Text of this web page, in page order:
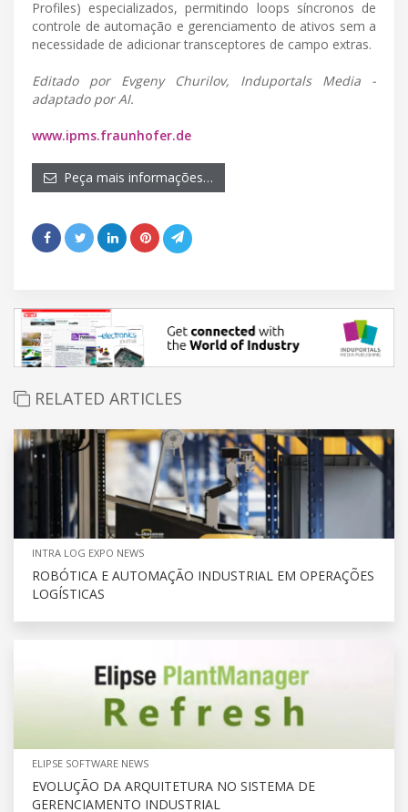
Profiles) especializados, permitindo loops síncronos de
controle de automação e gerenciamento de ativos sem a
necessidade de adicionar transceptores de campo extras.
Editado por Evgeny Churilov, Induportals Media -
adaptado por AI.
www.ipms.fraunhofer.de
Peça mais informações…
RELATED ARTICLES
INTRA LOG EXPO NEWS
ROBÓTICA E AUTOMAÇÃO INDUSTRIAL EM OPERAÇÕES
LOGÍSTICAS
ELIPSE SOFTWARE NEWS
EVOLUÇÃO DA ARQUITETURA NO SISTEMA DE
GERENCIAMENTO INDUSTRIAL